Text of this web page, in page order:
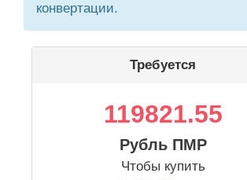
конвертации.
Требуется
119821.55
Рубль ПМР
Чтобы купить